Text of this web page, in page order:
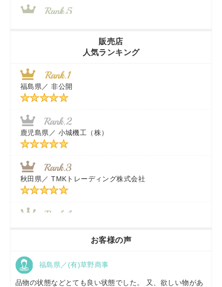
近江商事合同会社：「茨城中古農建機販売」
千葉県／ 株式会社テクノ・タカ
福岡県／株式会社カドワキ機械（旧ナカガワ農機商会）
東京都／
秋田県／ TMKトレーディング株式会社
販売店
人気ランキング
福島県／ 非公開
鹿児島県／ 小城機工（株）
秋田県／ TMKトレーディング株式会社
京都府／
お客様の声
福島県／(有)草野商事
品物の状態などとても良い状態でした。 又、欲しい物があ